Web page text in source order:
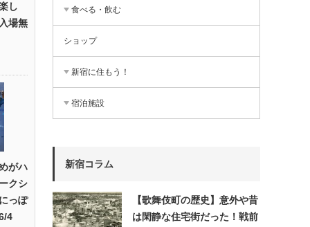
し
場無
がハ
クシ
っぽ
4
食べる・飲む
ショップ
新宿に住もう！
宿泊施設
新宿コラム
【歌舞伎町の歴史】意外や昔
は閑静な住宅街だった！戦前